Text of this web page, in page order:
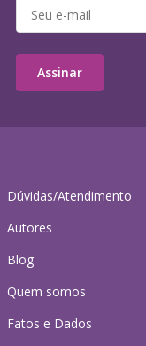
Dúvidas/Atendimento
Autores
Blog
Quem somos
Fatos e Dados
Assinar